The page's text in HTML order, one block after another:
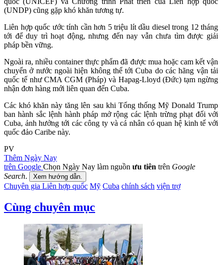
(UNDP) cũng gặp khó khăn tương tự.
Liên hợp quốc ước tính cần hơn 5 triệu lít dầu diesel trong 12 tháng
tới để duy trì hoạt động, nhưng đến nay vẫn chưa tìm được giải
pháp bền vững.
Ngoài ra, nhiều container thực phẩm đã được mua hoặc cam kết vận
chuyển ở nước ngoài hiện không thể tới Cuba do các hãng vận tải
quốc tế như CMA CGM (Pháp) và Hapag-Lloyd (Đức) tạm ngừng
nhận đơn hàng mới liên quan đến Cuba.
Các khó khăn này tăng lên sau khi Tổng thống Mỹ Donald Trump
ban hành sắc lệnh hành pháp mở rộng các lệnh trừng phạt đối với
Cuba, ảnh hưởng tới các công ty và cá nhân có quan hệ kinh tế với
quốc đảo Caribe này.
PV
Thêm Ngày Nay
trên Google Chọn Ngày Nay làm nguồn ưu tiên trên Google
Search. Xem hướng dẫn.
Chuyên gia Liên hợp quốc Mỹ Cuba chính sách viện trợ
Cùng chuyên mục